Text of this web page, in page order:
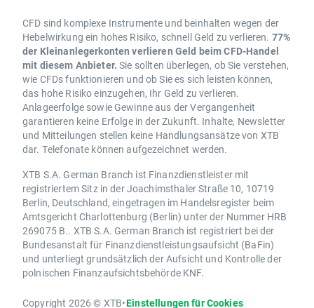
CFD sind komplexe Instrumente und beinhalten wegen der
Hebelwirkung ein hohes Risiko, schnell Geld zu verlieren. 77%
der Kleinanlegerkonten verlieren Geld beim CFD-Handel
mit diesem Anbieter. Sie sollten überlegen, ob Sie verstehen,
wie CFDs funktionieren und ob Sie es sich leisten können,
das hohe Risiko einzugehen, Ihr Geld zu verlieren.
Anlageerfolge sowie Gewinne aus der Vergangenheit
garantieren keine Erfolge in der Zukunft. Inhalte, Newsletter
und Mitteilungen stellen keine Handlungsansätze von XTB
dar. Telefonate können aufgezeichnet werden.
XTB S.A. German Branch ist Finanzdienstleister mit
registriertem Sitz in der Joachimsthaler Straße 10, 10719
Berlin, Deutschland, eingetragen im Handelsregister beim
Amtsgericht Charlottenburg (Berlin) unter der Nummer HRB
269075 B.. XTB S.A. German Branch ist registriert bei der
Bundesanstalt für Finanzdienstleistungsaufsicht (BaFin)
und unterliegt grundsätzlich der Aufsicht und Kontrolle der
polnischen Finanzaufsichtsbehörde KNF.
Copyright 2026 © XTB•Einstellungen für Cookies